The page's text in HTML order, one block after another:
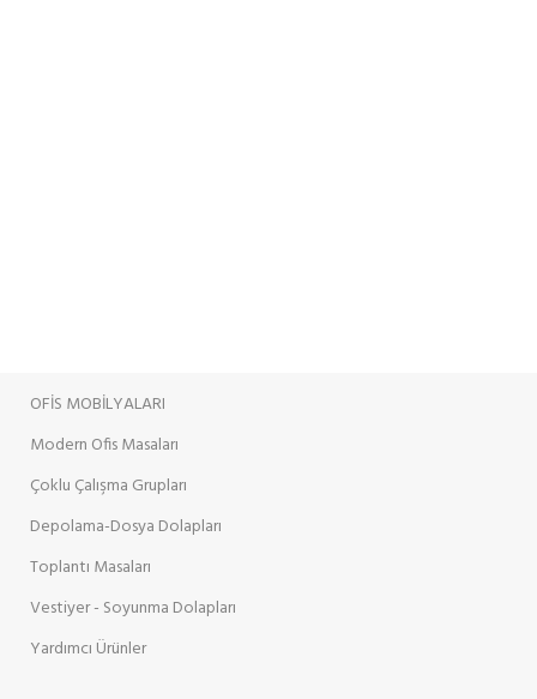
OFİS MOBİLYALARI
Modern Ofis Masaları
Çoklu Çalışma Grupları
Depolama-Dosya Dolapları
Toplantı Masaları
Vestiyer - Soyunma Dolapları
Yardımcı Ürünler